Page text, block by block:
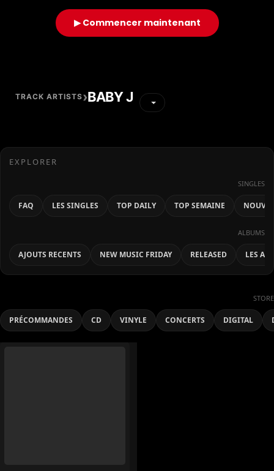
▶ Commencer maintenant
TRACK ARTISTS›BABY J
EXPLORER
SINGLES
FAQ LES SINGLES TOP DAILY TOP SEMAINE
ALBUMS
AJOUTS RECENTS NEW MUSIC FRIDAY RELEASED LES
STORE
PRÉCOMMANDES CD VINYLE CONCERTS DIGITAL